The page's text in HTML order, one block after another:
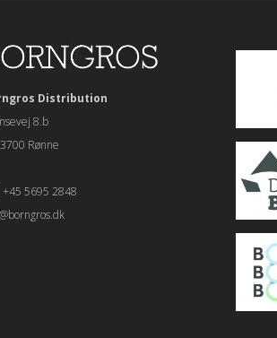
Distribution
8.b
Rønne
+45 5695 2848